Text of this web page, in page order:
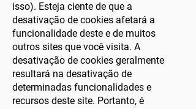
isso). Esteja ciente de que a
desativação de cookies afetará a
funcionalidade deste e de muitos
outros sites que você visita. A
desativação de cookies geralmente
resultará na desativação de
determinadas funcionalidades e
recursos deste site. Portanto, é